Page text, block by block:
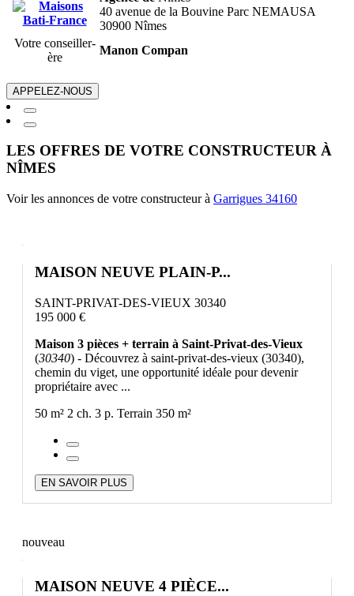
40 avenue de la Bouvine Parc NEMAUSA
30900 Nîmes
Votre conseiller-
ère
Manon Compan
APPELEZ-NOUS
LES OFFRES DE VOTRE CONSTRUCTEUR À
NÎMES
Voir les annonces de votre constructeur à Garrigues 34160
MAISON NEUVE PLAIN-P...
SAINT-PRIVAT-DES-VIEUX 30340
195 000 €
Maison 3 pièces + terrain à Saint-Privat-des-Vieux
(30340) - Découvrez à saint-privat-des-vieux (30340),
chemin du viget, une opportunité idéale pour devenir
propriétaire avec ...
50 m² 2 ch. 3 p. Terrain 350 m²
EN SAVOIR PLUS
nouveau
MAISON NEUVE 4 PIÈCE...